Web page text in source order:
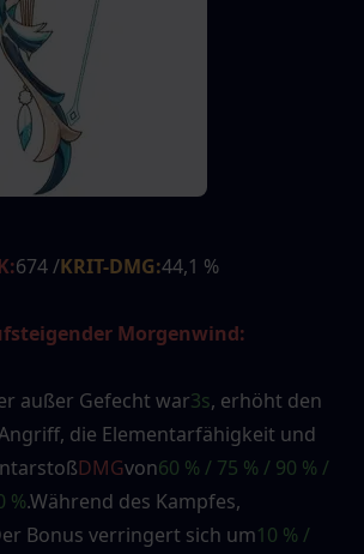
674 /KRIT-DMG:44,1 %
Morgenwind:
außer Gefecht war3s, erhöht den
die Elementarfähigkeit und
DMGvon60 % / 75 % / 90 % /
%.Während des Kampfes,
Bonus verringert sich um10 % /